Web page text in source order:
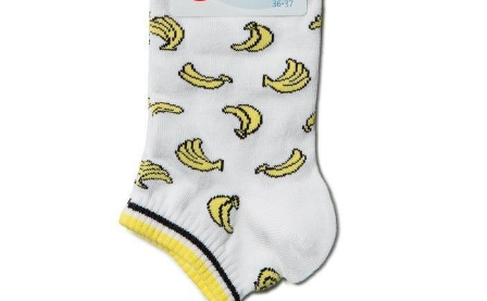
Podmiot odpowiedzialny
EuroTrade Tex Sp z o.o.
Ten produkt nie ma pytań Możesz zadać pytanie, klikając przycisk